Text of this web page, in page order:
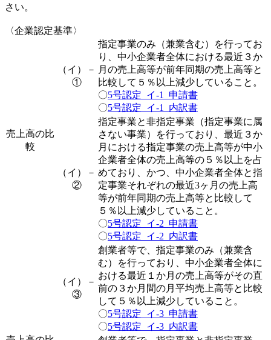
さい。
〈企業認定基準〉
売上高の比
較
（イ）－
①
指定事業のみ（兼業含む）を行ってお
り、中小企業者全体における最近３か
月の売上高等が前年同期の売上高等と
比較して５％以上減少していること。
〇5号認定_イ-1_申請書
〇5号認定_イ-1_内訳書
（イ）－
②
指定事業と非指定事業（指定事業に属
さない事業）を行っており、最近３か
月における指定事業の売上高等が中小
企業者全体の売上高等の５％以上を占
めており、かつ、中小企業者全体と指
定事業それぞれの最近3ヶ月の売上高
等が前年同期の売上高等と比較して
５％以上減少していること。
〇5号認定_イ-2_申請書
〇5号認定_イ-2_内訳書
（イ）－
③
創業者等で、 指定事業のみ（兼業含
む）を行っており、中小企業者全体に
おける最近１か月の売上高等がその直
前の３か月間の月平均売上高等と比較
して５％以上減少していること。
〇5号認定_イ-3_申請書
〇5号認定_イ-3_内訳書